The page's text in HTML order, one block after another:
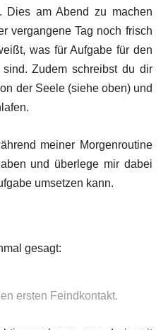
Dies am Abend zu machen
vergangene Tag noch frisch
was für Aufgabe für den
Zudem schreibst du dir
der Seele (siehe oben) und
meiner Morgenroutine
und überlege mir dabei
umsetzen kann.
gesagt:
ersten Feindkontakt.